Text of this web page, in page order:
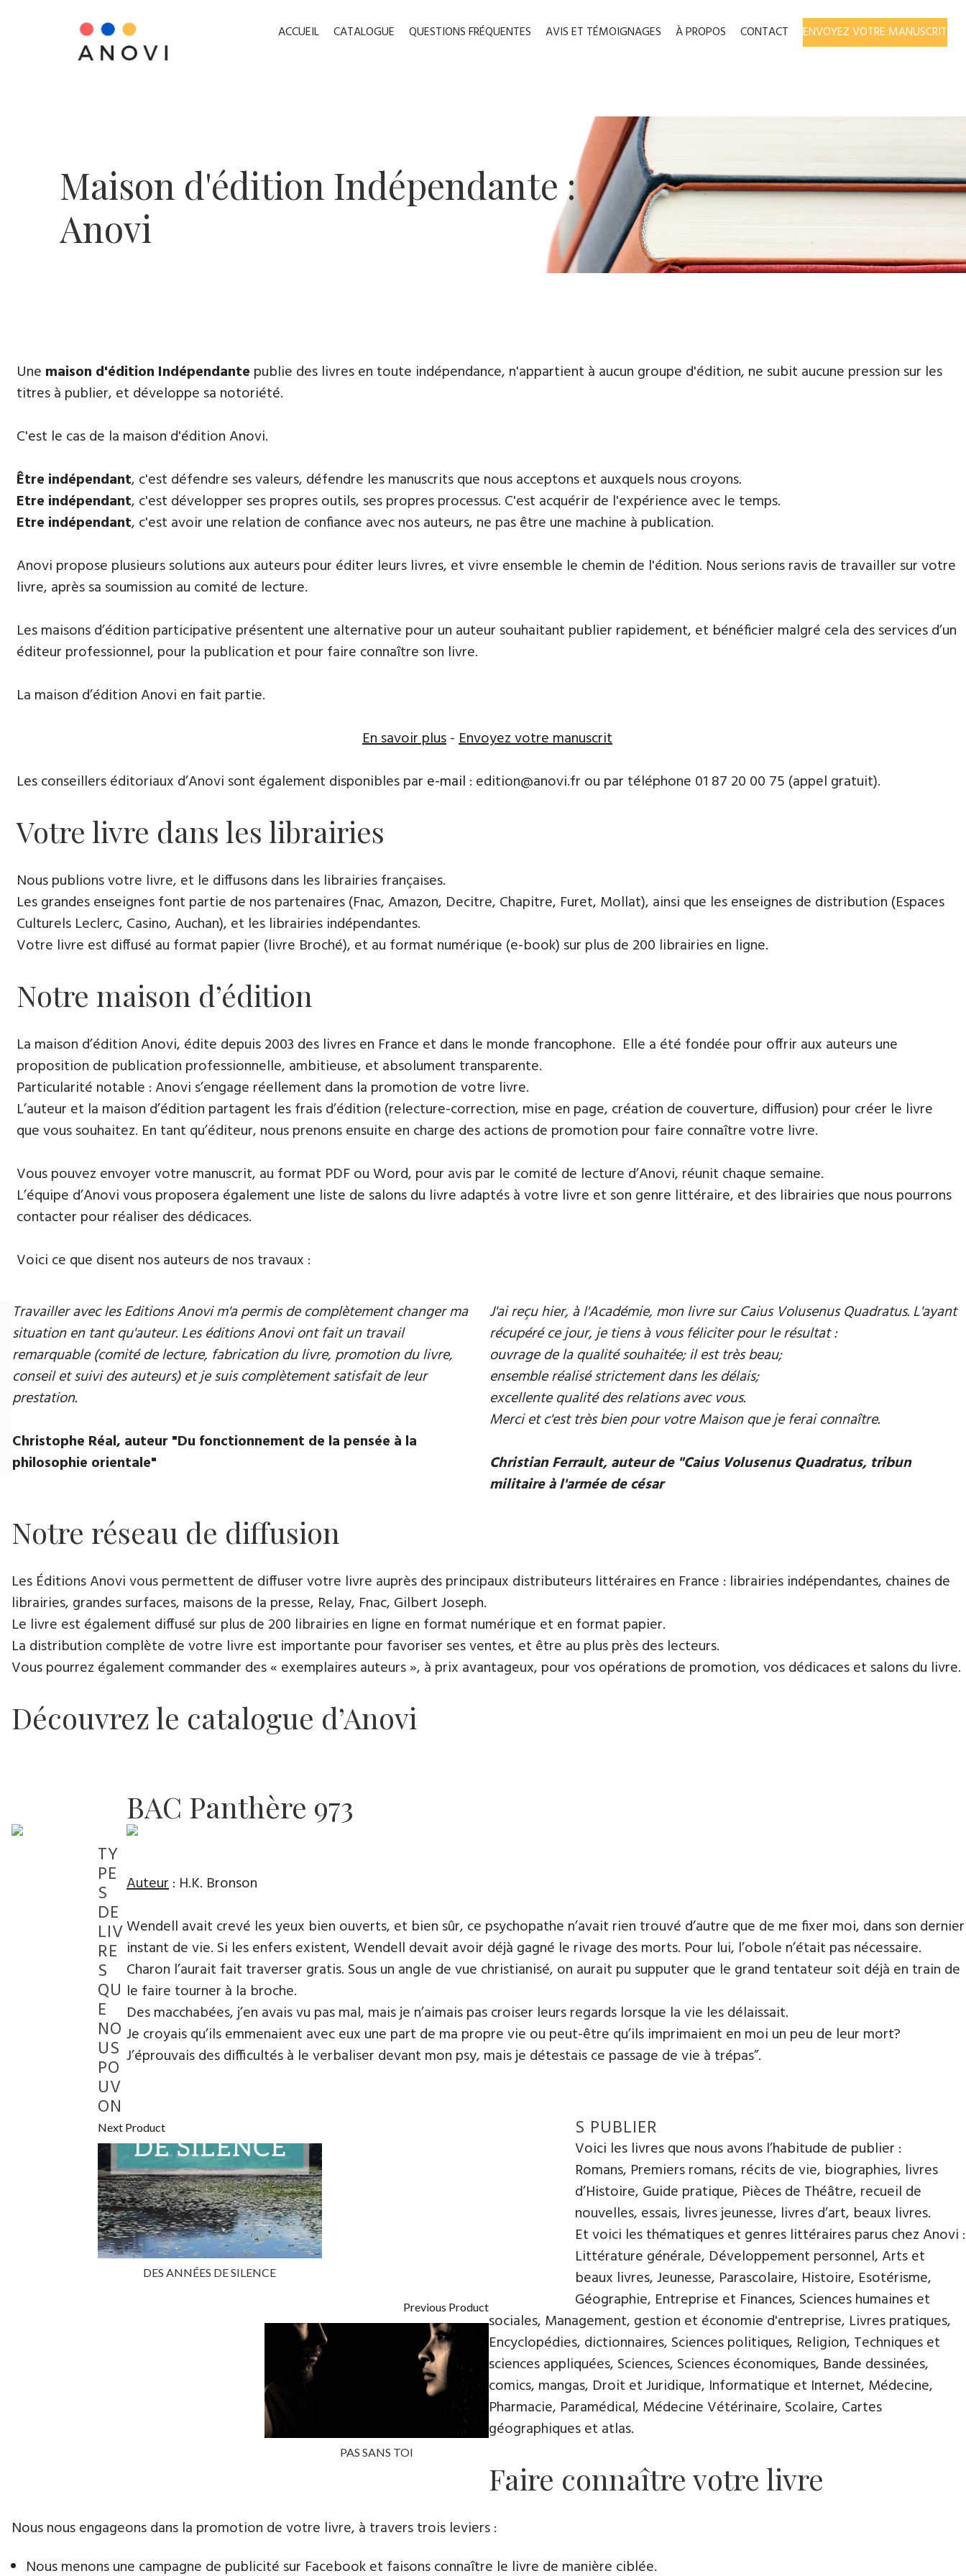
ACCUEIL CATALOGUE QUESTIONS FRÉQUENTES AVIS ET TÉMOIGNAGES À PROPOS CONTACT ENVOYEZ VOTRE MANUSCRIT
​Maison d'édition ​Indépendante :
Anovi
​Une maison d'édition Indépendante publie des livres en toute indépendance, n'appartient à aucun groupe d'édition, ne subit aucune pression sur les
titres à publier, et développe sa notoriété.
​C'est le cas de la maison d'édition Anovi.
Être indépendant, c'est défendre ses valeurs, défendre les manuscrits que nous acceptons et auxquels nous croyons.
Etre indépendant, c'est développer ses propres outils, ses propres processus. C'est acquérir de l'expérience avec le temps.
Etre indépendant, c'est avoir une relation de confiance avec nos auteurs, ne pas être une machine à publication.
Anovi propose plusieurs solutions aux auteurs pour éditer leurs livres, et vivre ensemble le chemin de l'édition. Nous serions ravis de travailler sur votre
livre, après sa soumission au comité de lecture.
Les maisons d’édition participative présentent une alternative pour un auteur souhaitant publier rapidement, et bénéficier malgré cela des services d’un
éditeur professionnel, pour la publication et pour faire connaître son livre.
La maison d’édition Anovi en fait partie.
En savoir plus-Envoyez votre manuscrit
Les conseillers éditoriaux d’Anovi sont également disponibles par e-mail : edition@anovi.fr ou par téléphone ​​0​1 87 20 00 75 (appel gratuit).
Votre livre dans les librairies
Nous publions votre livre, et le diffusons dans les librairies françaises​.
Les grandes enseignes font partie de nos partenaires (Fnac, Amazon, Decitre, Chapitre, Furet, Mollat), ainsi que les enseignes de distribution (Espaces
Culturels Leclerc, Casino, Auchan), et les librairies indépendantes.
Votre livre est diffusé au format papier (livre Broché), et au format numérique (e-book) sur plus de 200 librairies en ligne.
Notre maison d’édition
La maison d’édition Anovi, édite depuis 2003 des livres en France et dans le monde francophone. Elle a été fondée pour offrir aux auteurs une
proposition de publication professionnelle, ambitieuse, et absolument transparente.
Particularité notable : Anovi s’engage réellement dans la promotion de votre livre.
L’auteur et la maison d’édition partagent les frais d’édition (relecture-correction, mise en page, création de couverture, diffusion) pour créer le livre
que vous souhaitez. En tant qu’éditeur, nous prenons ensuite en charge des actions de promotion pour faire connaître votre livre.
Vous pouvez envoyer votre manuscrit, au format PDF ou Word, pour avis par le comité de lecture d’Anovi, réunit chaque semaine.
L’équipe d’Anovi vous proposera également une liste de salons du livre adaptés à votre livre et son genre littéraire, et des librairies que nous pourrons
contacter pour réaliser des dédicaces.
Voici ce que disent nos auteurs de nos travaux :
Travailler avec les Editions Anovi m'a permis de complètement changer ma
situation en tant qu'auteur. Les éditions Anovi ont fait un travail
remarquable (comité de lecture, fabrication du livre, promotion du livre,
conseil et suivi des auteurs) et je suis complètement satisfait de leur
prestation.
Christophe Réal, auteur ​"Du fonctionnement de la pensée à la
philosophie orientale"
J'ai reçu hier, à l'Académie, mon livre sur Caius Volusenus Quadratus. L'ayant
récupéré ce jour, je tiens à vous féliciter pour le résultat :
ouvrage de la qualité souhaitée; il est très beau;
ensemble réalisé strictement dans les délais;
excellente qualité des relations avec vous.
Merci et c'est très bien pour votre Maison que je ferai connaître.
Christian Ferrault, auteur de "Caius Volusenus Quadratus, tribun
militaire à l'armée de césar
Notre réseau de diffusion
Les Éditions Anovi vous permettent de diffuser votre livre auprès des principaux distributeurs littéraires en France : librairies indépendantes, chaines de
librairies, grandes surfaces, maisons de la presse, Relay, Fnac, Gilbert Joseph.
Le livre est également diffusé sur plus de 200 librairies en ligne en format numérique et en format papier.
La distribution complète de votre livre est importante pour favoriser ses ventes, et être au plus près des lecteurs.
Vous pourrez également commander des « exemplaires auteurs », à prix avantageux, pour vos opérations de promotion, vos dédicaces et salons du livre.
Découvrez le catalogue d’Anovi
BAC Panthère 973
Auteur: H.K. Bronson
Wendell avait crevé les yeux bien ouverts, et bien sûr, ce psychopathe n’avait rien trouvé d’autre que de me fixer moi, dans son dernier
instant de vie. Si les enfers existent, Wendell devait avoir déjà gagné le rivage des morts. Pour lui, l’obole n’était pas nécessaire.
Charon l’aurait fait traverser gratis. Sous un angle de vue christianisé, on aurait pu supputer que le grand tentateur soit déjà en train de
le faire tourner à la broche.
Des macchabées, j’en avais vu pas mal, mais je n’aimais pas croiser leurs regards lorsque la vie les délaissait.
Je croyais qu’ils emmenaient avec eux une part de ma propre vie ou peut-être qu’ils imprimaient en moi un peu de leur mort?
J’éprouvais des difficultés à le verbaliser devant mon psy, mais je détestais ce passage de vie à trépas”.
Next Product
DES ANNÉES DE SILENCE
Previous Product
PAS SANS TOI
TY
PE
S
DE
LIV
RE
S
QU
E
NO
US
PO
UV
ON
S PUBLIER
Voici les livres que nous avons l’habitude de publier :
Romans, Premiers romans, récits de vie, biographies, livres
d’Histoire, Guide pratique, Pièces de Théâtre, recueil de
nouvelles, essais, livres jeunesse, livres d’art, beaux livres.
Et voici les thématiques et genres littéraires parus chez Anovi :
Littérature générale, Développement personnel, Arts et
beaux livres, Jeunesse, Parascolaire, Histoire, Esotérisme,
Géographie, Entreprise et Finances, Sciences humaines et
sociales, Management, gestion et économie d'entreprise, Livres pratiques,
Encyclopédies, dictionnaires, Sciences politiques, Religion, Techniques et
sciences appliquées, Sciences, Sciences économiques, Bande dessinées,
comics, mangas, Droit et Juridique, Informatique et Internet, Médecine,
Pharmacie, Paramédical, Médecine Vétérinaire, Scolaire, Cartes
géographiques et atlas.
Faire connaître votre livre
Nous nous engageons dans la promotion de votre livre​, à travers trois leviers :
Nous menons une campagne de publicité sur Facebook et faisons connaître le livre de manière ciblée.